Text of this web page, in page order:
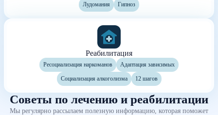
Лудомания Гипноз
Реабилитация
Ресоциализация наркоманов Адаптация зависимых
Социализация алкоголизма 12 шагов
Советы по лечению и реабилитации
Мы регулярно рассылаем полезную информацию, которая поможет